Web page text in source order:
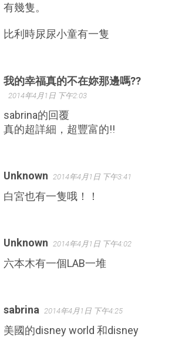
有幾隻。
比利時尿尿小童有一隻
我的幸福真的不在妳那邊嗎??
2014年4月1日 下午2:03
sabrina的回覆
真的超詳細，超豐富的!!
Unknown 2014年4月1日 下午3:41
白宮也有一隻哦！！
Unknown 2014年4月1日 下午4:02
六本木有一個LAB一堆
sabrina 2014年4月1日 下午4:25
美國的disney world 和disney